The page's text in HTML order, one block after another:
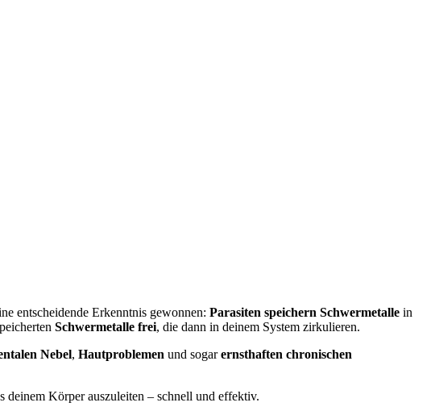
entscheidende Erkenntnis gewonnen: Parasiten speichern Schwermetalle in
Schwermetalle frei, die dann in deinem System zirkulieren.
Nebel, Hautproblemen und sogarernsthaften chronischen
deinem Körper auszuleiten – schnell und effektiv.